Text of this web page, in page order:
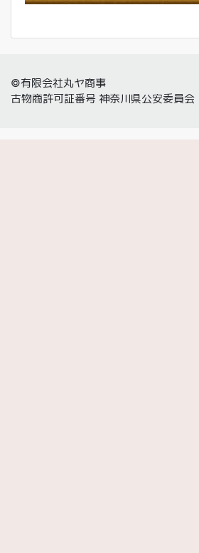
©有限会社丸ヤ商事
古物商許可証番号 神奈川県公安委員